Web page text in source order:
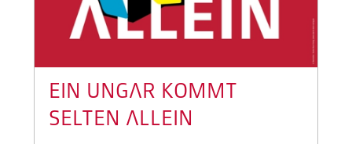
EIN UNGAR KOMMT
SELTEN ALLEIN